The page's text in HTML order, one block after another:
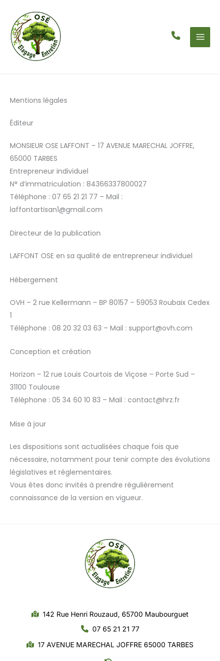
contenu
Mentions légales
Éditeur
MONSIEUR OSE LAFFONT – 17 AVENUE MARECHAL JOFFRE,
65000 TARBES
Entrepreneur individuel
N° d’immatriculation : 84366337800027
Téléphone : 07 65 21 21 77 – Mail :
laffontartisan1@gmail.com
Directeur de la publication
LAFFONT OSE en sa qualité de entrepreneur individuel
Hébergement
OVH – 2 rue Kellermann – BP 80157 – 59053 Roubaix Cedex
1
Téléphone : 08 20 32 03 63 – Mail : support@ovh.com
Conception et création
Horizon – 12 rue Louis Courtois de Viçose – Porte Sud –
31100 Toulouse
Téléphone : 05 34 60 10 83 – Mail : contact@hrz.fr
Mise à jour
Les dispositions sont actualisées chaque fois que
nécessaire, notamment pour tenir compte des évolutions
législatives et réglementaires.
Vous êtes donc invités à prendre régulièrement
connaissance de la version en vigueur.
142 Rue Henri Rouzaud, 65700 Maubourguet
07 65 21 21 77
17 AVENUE MARECHAL JOFFRE 65000 TARBES